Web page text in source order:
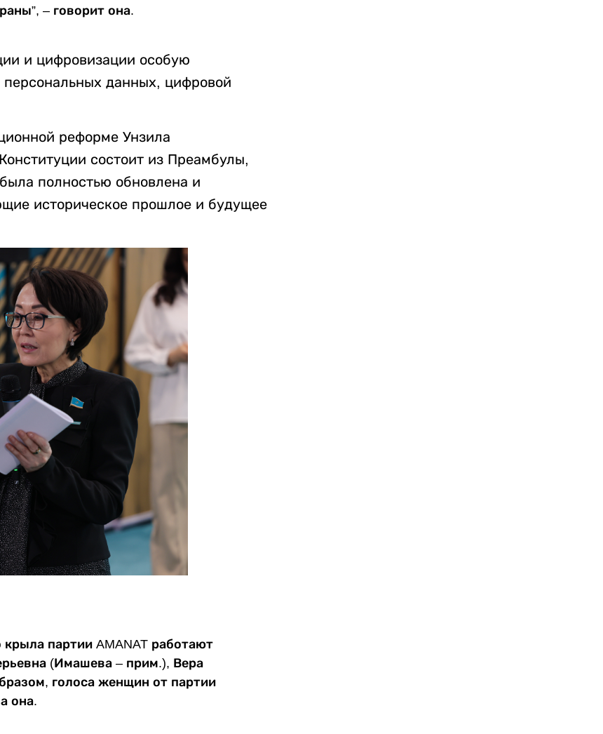
– говорит она.
и цифровизации особую
данных, цифровой
реформе Унзила
состоит из Преамбулы,
полностью обновлена и
историческое прошлое и будущее
партии AMANAT работают
(Имашева – прим.), Вера
голоса женщин от партии
она.